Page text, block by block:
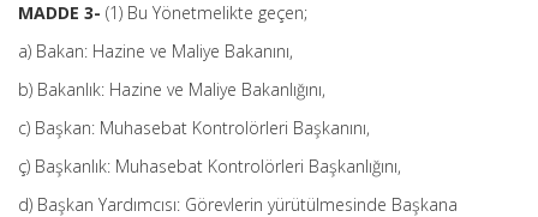
MADDE 3- (1) Bu Yönetmelikte geçen;
a) Bakan: Hazine ve Maliye Bakanını,
b) Bakanlık: Hazine ve Maliye Bakanlığını,
c) Başkan: Muhasebat Kontrolörleri Başkanını,
ç) Başkanlık: Muhasebat Kontrolörleri Başkanlığını,
d) Başkan Yardımcısı: Görevlerin yürütülmesinde Başkana